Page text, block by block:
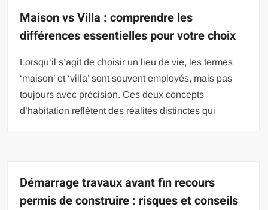
Maison vs Villa : comprendre les
différences essentielles pour votre choix
Lorsqu’il s’agit de choisir un lieu de vie, les termes
‘maison’ et ‘villa’ sont souvent employés, mais pas
toujours avec précision. Ces deux concepts
d’habitation reflètent des réalités distinctes qui
Démarrage travaux avant fin recours
permis de construire : risques et conseils